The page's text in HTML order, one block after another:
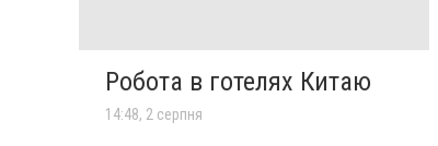
Робота в готелях Китаю
14:48, 2 серпня